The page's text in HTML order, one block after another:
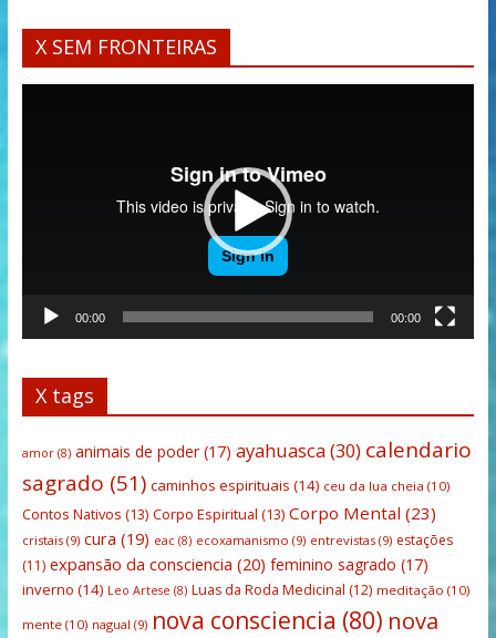
X SEM FRONTEIRAS
00:00 00:00
X tags
amor(8) animais de poder(17) ayahuasca(30) calendario
sagrado (51) caminhos espirituais (14) ceu da lua cheia (10)
Contos Nativos (13) Corpo Espiritual (13) Corpo Mental (23)
cristais(9) cura (19) eac (8) ecoxamanismo (9) entrevistas(9) estações
(11) expansão da consciencia (20) feminino sagrado (17)
inverno (14) Leo Artese (8) Luas da Roda Medicinal (12) meditação (10)
mente(10) nagual (9) nova consciencia (80) nova